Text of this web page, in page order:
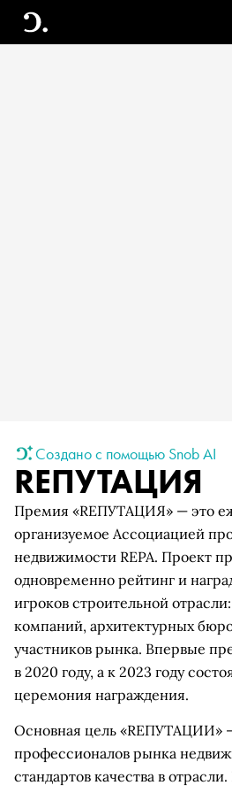
Создано с помощью Snob AI
REПУТАЦИЯ
Премия «REПУТАЦИЯ» — это
организуемое Ассоциацией
недвижимости REPA. Проект
одновременно рейтинг и
игроков строительной
компаний, архитектурных
участников рынка. Впервые
в 2020 году, а к 2023 году
церемония награждения.
Основная цель «REПУТАЦИИ»
профессионалов рынка
стандартов качества в